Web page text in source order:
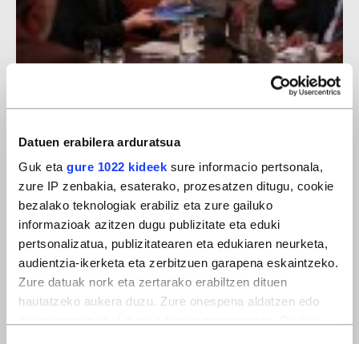
Datuen erabilera arduratsua
Guk eta gure 1022 kideek sure informacio pertsonala,
zure IP zenbakia, esaterako, prozesatzen ditugu, cookie
bezalako teknologiak erabiliz eta zure gailuko
informazioak azitzen dugu publizitate eta eduki
pertsonalizatua, publizitatearen eta edukiaren neurketa,
audientzia-ikerketa eta zerbitzuen garapena eskaintzeko.
Zure datuak nork eta zertarako erabiltzen dituen
hautatzeko aukera duzu. Zure onespena aldatzen edo